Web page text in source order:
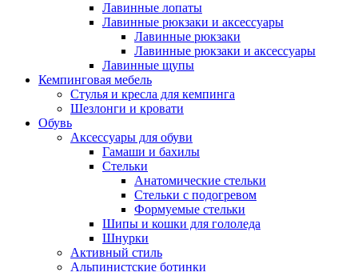
Лавинные лопаты
Лавинные рюкзаки и аксессуары
Лавинные рюкзаки
Лавинные рюкзаки и аксессуары
Лавинные щупы
Кемпинговая мебель
Стулья и кресла для кемпинга
Шезлонги и кровати
Обувь
Аксессуары для обуви
Гамаши и бахилы
Стельки
Анатомические стельки
Стельки с подогревом
Формуемые стельки
Шипы и кошки для гололеда
Шнурки
Активный стиль
Альпинистские ботинки